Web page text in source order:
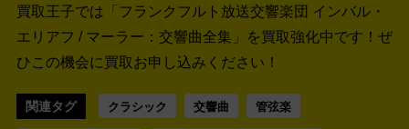
買取王子では「フランクフルト放送交響楽団 インバル・
エリアフ / マーラー：交響曲全集」を買取強化中です！ ぜ
ひこの機会に買取お申し込みください！
関連タグ クラシック 交響曲 管弦楽